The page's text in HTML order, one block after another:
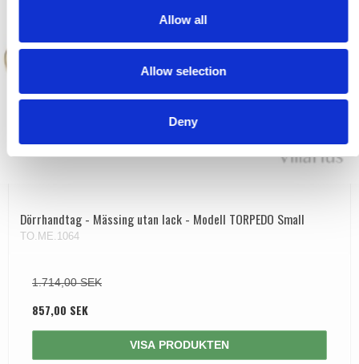
o
n
Allow all
Allow selection
Deny
Dörrhandtag - Mässing utan lack - Modell TORPEDO Small
TO.ME.1064
1.714,00 SEK
857,00 SEK
VISA PRODUKTEN